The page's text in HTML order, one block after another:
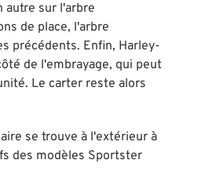
autre sur l'arbre
de place, l'arbre
précédents. Enfin, Harley-
de l'embrayage, qui peut
Le carter reste alors
se trouve à l'extérieur à
des modèles Sportster